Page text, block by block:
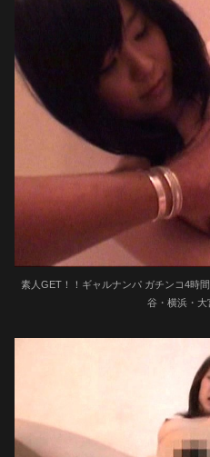
素人GET！！ギャルナンパ ガチンコ4時
谷・横浜・大